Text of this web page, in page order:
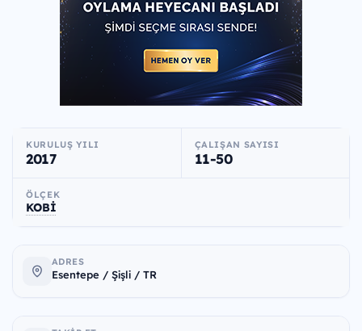
KURULUŞ YILI
2017
ÇALIŞAN SAYISI
11-50
ÖLÇEK
KOBİ
ADRES
Esentepe / Şişli / TR